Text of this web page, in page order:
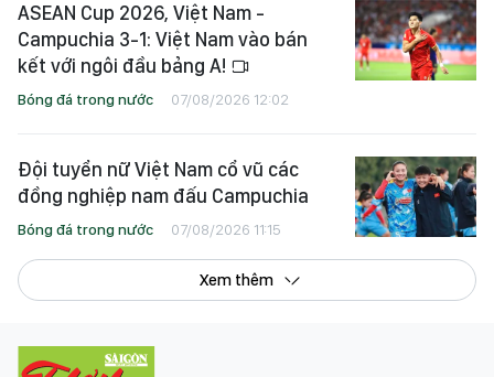
ASEAN Cup 2026, Việt Nam -
Campuchia 3-1: Việt Nam vào bán
kết với ngôi đầu bảng A!
Bóng đá trong nước 07/08/2026 12:02
Đội tuyển nữ Việt Nam cổ vũ các
đồng nghiệp nam đấu Campuchia
Bóng đá trong nước 07/08/2026 11:15
Xem thêm